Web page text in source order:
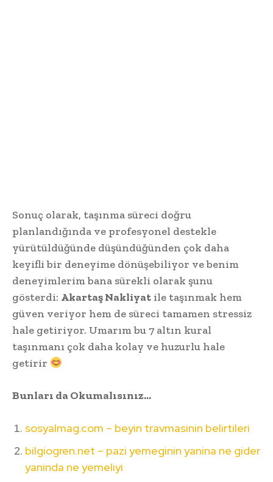
Sonuç olarak, taşınma süreci doğru
planlandığında ve profesyonel destekle
yürütüldüğünde düşündüğünden çok daha
keyifli bir deneyime dönüşebiliyor ve benim
deneyimlerim bana sürekli olarak şunu
gösterdi: Akartaş Nakliyat ile taşınmak hem
güven veriyor hem de süreci tamamen stressiz
hale getiriyor. Umarım bu 7 altın kural
taşınmanı çok daha kolay ve huzurlu hale
getirir
Bunları da Okumalısınız…
sosyalmag.com – beyin travmasinin belirtileri
bilgiogren.net – pazi yemeginin yanina ne gider
yaninda ne yemeliyi